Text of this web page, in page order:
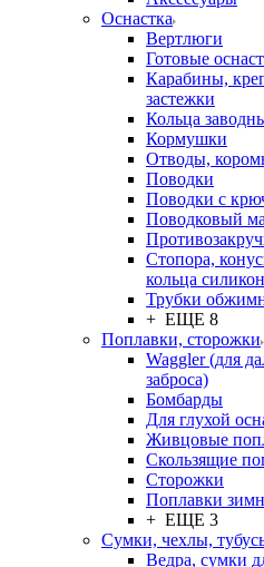
Оснастка
Вертлюги
Готовые
Карабины,
застежки
Кольца
Кормушки
Отводы,
Поводки
Поводки с
Поводковый
Стопора,
кольца
Трубки
+ ЕЩЕ 8
Поплавки, сторожки
Waggler (для
заброса)
Бомбарды
Для глухой
Живцовые
Скользящие
Сторожки
Поплавки
+ ЕЩЕ 3
Сумки, чехлы,
Ведра, сумки